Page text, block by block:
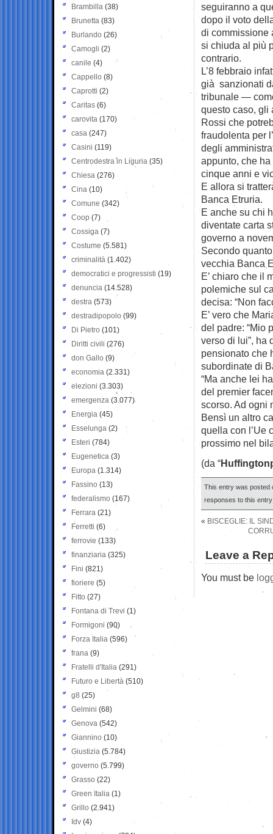
seguiranno a
dopo il voto
di commissione
si chiuda al più
contrario.
L’8 febbraio
già sanzionati
tribunale —
questo caso, gli
Rossi che
fraudolenta per
degli
appunto, che
cinque anni e
E allora si
Banca Etruria.
E anche su chi
diventate carta
governo a
Secondo
vecchia Banca
E’ chiaro che il
polemiche sul
decisa: “Non
E’ vero che
del padre: “Mio
verso di lui”, ha
pensionato che
subordinate di
“Ma anche lei
del premier
scorso. Ad ogni
Bensì un altro
quella con l’Ue
prossimo nel
(da “
This entry was posted
responses to this
« BISCEGLIE: IL
Leave a
You must be
Brambilla (38)
Brunetta (83)
Burlando (26)
Camogli (2)
canile (4)
Cappello (8)
Caprotti (2)
Caritas (6)
carovita (170)
casa (247)
Casini (119)
Centrodestra in Liguria (35)
Chiesa (276)
Cina (10)
Comune (342)
Coop (7)
Cossiga (7)
Costume (5.581)
criminalità (1.402)
democratici e progressisti (19)
denuncia (14.528)
destra (573)
destradipopolo (99)
Di Pietro (101)
Diritti civili (276)
don Gallo (9)
economia (2.331)
elezioni (3.303)
emergenza (3.077)
Energia (45)
Esselunga (2)
Esteri (784)
Eugenetica (3)
Europa (1.314)
Fassino (13)
federalismo (167)
Ferrara (21)
Ferretti (6)
ferrovie (133)
finanziaria (325)
Fini (821)
fioriere (5)
Fitto (27)
Fontana di Trevi (1)
Formigoni (90)
Forza Italia (596)
frana (9)
Fratelli d'Italia (291)
Futuro e Libertà (510)
g8 (25)
Gelmini (68)
Genova (542)
Giannino (10)
Giustizia (5.784)
governo (5.799)
Grasso (22)
Green Italia (1)
Grillo (2.941)
Idv (4)